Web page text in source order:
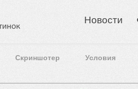
Новости
Скриншотер Условия